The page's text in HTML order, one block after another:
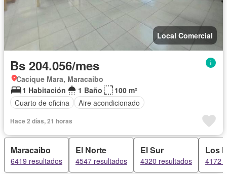
Local Comercial
Bs 204.056/mes
Cacique Mara, Maracaibo
1 Habitación
1 Baño
100 m²
Cuarto de oficina
Aire acondicionado
Hace 2 días, 21 horas
Maracaibo
6419 resultados
El Norte
4547 resultados
El Sur
4320 resultados
Los
4172